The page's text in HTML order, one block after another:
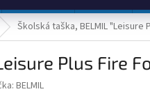
Školská taška, BELMIL "Leisure
Plus Fire
BELMIL